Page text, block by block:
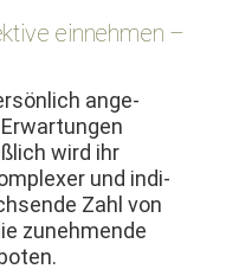
einnehmen –
ange­
wird ihr
und indi­
Zahl von
zunehmende